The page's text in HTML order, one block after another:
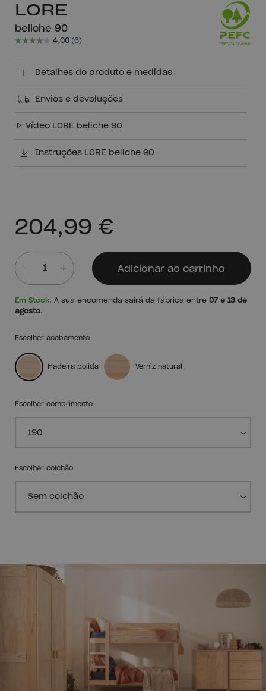
LORE
beliche 90
Escolher acabamento
Madeira polida Verniz natural
Escolher comprimento
Escolher colchão
204,99 €
Adicionar ao carrinho
Em Stock. A sua encomenda sairá da fábrica entre 07 e 13 de
agosto.
Detalhes do produto e medidas
Envios e devoluções
Vídeo LORE beliche 90
Instruções LORE beliche 90